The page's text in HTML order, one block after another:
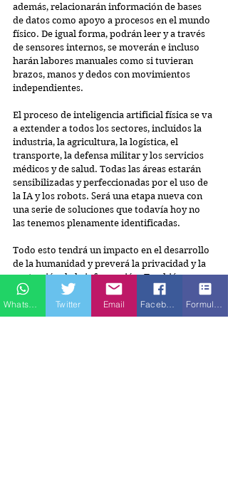
además, relacionarán información de bases
de datos como apoyo a procesos en el mundo
físico. De igual forma, podrán leer y a través
de sensores internos, se moverán e incluso
harán labores manuales como si tuvieran
brazos, manos y dedos con movimientos
independientes.
El proceso de inteligencia artificial física se va
a extender a todos los sectores, incluidos la
industria, la agricultura, la logística, el
transporte, la defensa militar y los servicios
médicos y de salud. Todas las áreas estarán
sensibilizadas y perfeccionadas por el uso de
la IA y los robots. Será una etapa nueva con
una serie de soluciones que todavía hoy no
las tenemos plenamente identificadas.
Todo esto tendrá un impacto en el desarrollo
de la humanidad y preverá la privacidad y la
protección de la información. También
garantizará la transparencia y la seguridad
que brindan los algoritmos con el manejo de
los datos personales y, reducirán, de una
Twitter Email